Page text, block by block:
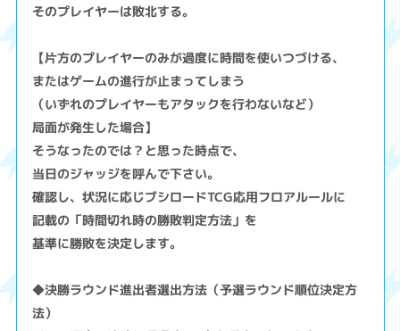
そのプレイヤーは敗北する。
【片方のプレイヤーのみが過度に時間を使いつづける、
またはゲームの進行が止まってしまう
（いずれのプレイヤーもアタックを行わないなど）
局面が発生した場合】
そうなったのでは？と思った時点で、
当日のジャッジを呼んで下さい。
確認し、状況に応じブシロードTCG応用フロアルールに
記載の「時間切れ時の勝敗判定方法」を
基準に勝敗を決定します。
◆決勝ラウンド進出者選出方法（予選ラウンド順位決定方
法）